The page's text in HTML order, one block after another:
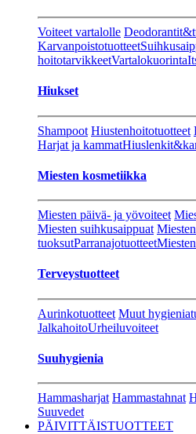
Voiteet vartalolle
Karvanpoistotuotteet
hoitotarvikkeetVartalokuorinta
Hiukset
Shampoot Hiustenhoitotuotteet
Harjat ja kammat
Miesten kosmetiikka
Miesten päivä- ja yövoiteet
Miesten suihkusaippuat
tuoksutParranajotuotteet
Terveystuotteet
Aurinkotuotteet Muut
JalkahoitoUrheiluvoiteet
Suuhygienia
Hammasharjat Hammastahnat
Suuvedet
PÄIVITTÄISTUOTTEET